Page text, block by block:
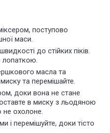
поступово
маси.
до стійких піків.
лопаткою.
масла та
та перемішайте.
доки вона не стане
в миску з льодяною
не охолоне.
і перемішуйте, доки тісто